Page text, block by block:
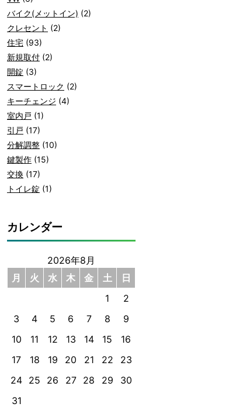
バイク(メットイン) (2)
クレセント (2)
住宅 (93)
新規取付 (2)
開錠 (3)
スマートロック (2)
キーチェンジ (4)
室内戸 (1)
引戸 (17)
分解調整 (10)
鍵製作 (15)
交換 (17)
トイレ錠 (1)
カレンダー
2026年8月
月
火 水 木 金 土
日
1
2
3
4 5 6 7 8
9
10
11 12 13 14 15
16
17
18 19 20 21 22
23
24 25 26 27 28 29
30
31